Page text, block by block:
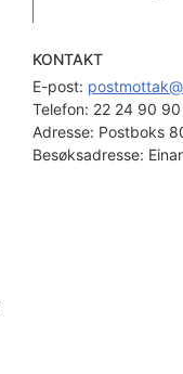
KONTAKT
E-post:
Telefon: 22 24 90 90
Adresse: Postboks
Besøksadresse: